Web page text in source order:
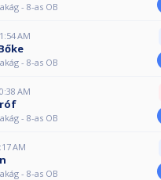
- 8-as OB
AM
- 8-as OB
AM
- 8-as OB
AM
- 8-as OB